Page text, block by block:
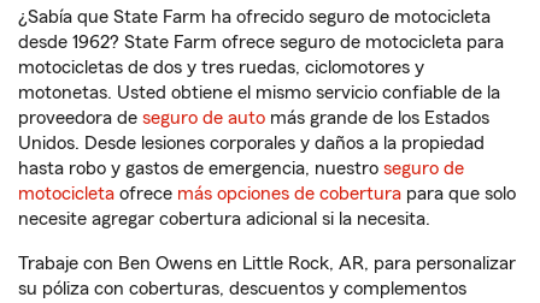
¿Sabía que State Farm ha ofrecido seguro de motocicleta
desde 1962? State Farm ofrece seguro de motocicleta para
motocicletas de dos y tres ruedas, ciclomotores y
motonetas. Usted obtiene el mismo servicio confiable de la
proveedora de seguro de auto más grande de los Estados
Unidos. Desde lesiones corporales y daños a la propiedad
hasta robo y gastos de emergencia, nuestro seguro de
motocicleta ofrece más opciones de cobertura para que solo
necesite agregar cobertura adicional si la necesita.
Trabaje con Ben Owens en Little Rock, AR, para personalizar
su póliza con coberturas, descuentos y complementos